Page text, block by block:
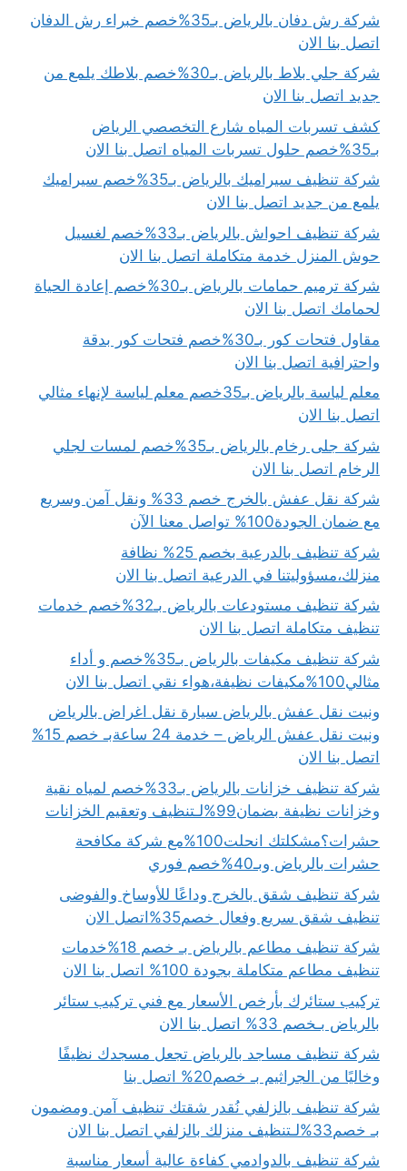
شركة رش دفان بالرياض بـ35%خصم خبراء رش الدفان
اتصل بنا الان
شركة جلي بلاط بالرياض بـ30%خصم بلاطك يلمع من
جديد اتصل بنا الان
كشف تسربات المياه شارع التخصصي الرياض
بـ35%خصم حلول تسربات المياه اتصل بنا الان
شركة تنظيف سيراميك بالرياض بـ35%خصم سيراميك
يلمع من جديد اتصل بنا الان
شركة تنظيف احواش بالرياض بـ33%خصم لغسيل
حوش المنزل خدمة متكاملة اتصل بنا الان
شركة ترميم حمامات بالرياض بـ30%خصم إعادة الحياة
لحمامك اتصل بنا الان
مقاول فتحات كور بـ30%خصم فتحات كور بدقة
واحترافية اتصل بنا الان
معلم لياسة بالرياض بـ35خصم معلم لياسة لإنهاء مثالي
اتصل بنا الان
شركة جلى رخام بالرياض بـ35%خصم لمسات لجلي
الرخام اتصل بنا الان
شركة نقل عفش بالخرج خصم 33% ونقل آمن وسريع
مع ضمان الجودة100% تواصل معنا الآن
شركة تنظيف بالدرعية بخصم 25% نظافة
منزلك،مسؤوليتنا في الدرعية اتصل بنا الان
شركة تنظيف مستودعات بالرياض بـ32%خصم خدمات
تنظيف متكاملة اتصل بنا الان
شركة تنظيف مكيفات بالرياض بـ35%خصم و أداء
مثالي100%مكيفات نظيفة،هواء نقي اتصل بنا الان
ونيت نقل عفش بالرياض سيارة نقل اغراض بالرياض
ونيت نقل عفش الرياض – خدمة 24 ساعةبـ خصم 15%
اتصل بنا الان
شركة تنظيف خزانات بالرياض بـ33%خصم لمياه نقية
وخزانات نظيفة بضمان99%لـتنظيف وتعقيم الخزانات
حشرات؟مشكلتك انحلت100%مع شركة مكافحة
حشرات بالرياض وبـ40%خصم فوري
شركة تنظيف شقق بالخرج وداعًا للأوساخ والفوضى
تنظيف شقق سريع وفعال خصم35%اتصل الان
شركة تنظيف مطاعم بالرياض بـ خصم 18%خدمات
تنظيف مطاعم متكاملة بجودة 100% اتصل بنا الان
تركيب ستائرك بأرخص الأسعار مع فني تركيب ستائر
بالرياض بـخصم 33% اتصل بنا الان
شركة تنظيف مساجد بالرياض تجعل مسجدك نظيفًا
وخاليًا من الجراثيم بـ خصم20% اتصل بنا
شركة تنظيف بالزلفي نُقدر شقتك تنظيف آمن ومضمون
بـ خصم33%لـتنظيف منزلك بالزلفي اتصل بنا الان
شركة تنظيف بالدوادمي كفاءة عالية أسعار مناسبة